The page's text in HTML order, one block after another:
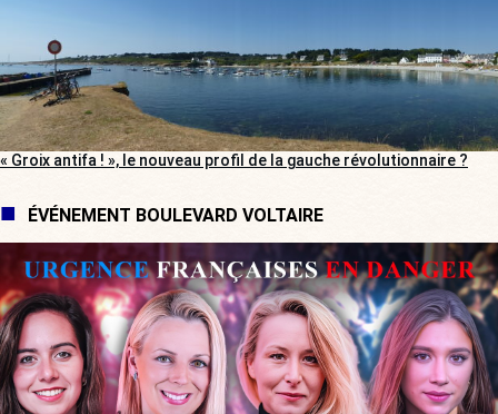
« Groix antifa ! », le nouveau profil de la gauche révolutionnaire ?
ÉVÉNEMENT BOULEVARD VOLTAIRE